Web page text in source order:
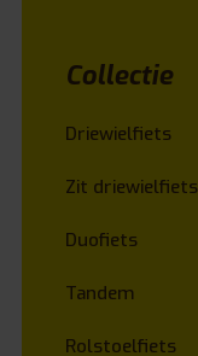
Collectie
Driewielfiets
Zit driewielfiets
Duofiets
Tandem
Rolstoelfiets